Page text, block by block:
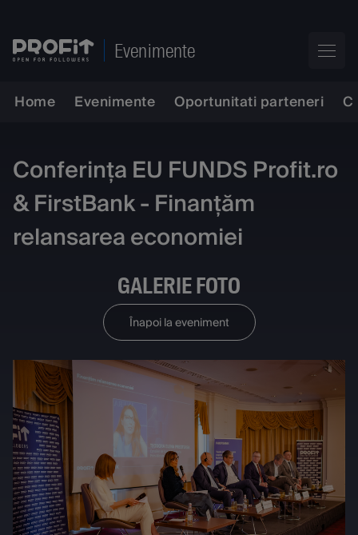
Evenimente
Home Evenimente Oportunitati parteneri
Conferința EU FUNDS Profit.ro
& FirstBank - Finanțăm
relansarea economiei
GALERIE FOTO
Înapoi la eveniment